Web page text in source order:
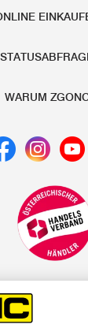
WARUM
vor Beginn
UVP Preisen